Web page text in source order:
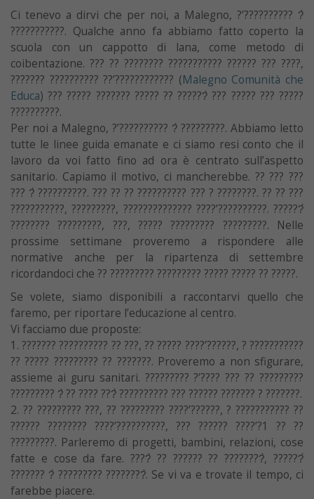
Ci tenevo a dirvi che per noi, a Malegno, ?’?????????? ?̀
???????????. Qualche anno fa abbiamo fatto coperto la
scuola con un cappotto di lana, come metodo di
coibentazione. ??? ?? ???????? ??????????? ?????? ??? ????,
??????? ?????????? ??’???????????? (Malegno Comunità che
Educa) ??? ????? ??????? ????? ?? ??????̀ ??? ????? ??? ?????
??????????.
Per noi a Malegno, ?’?????????? ?̀ ?????????. Abbiamo letto
tutte le linee guida emanate e ci siamo resi conto che il
lavoro da voi fatto fino ad ora è centrato sull’aspetto
sanitario. Capiamo il motivo, ci mancherebbe. ?? ??? ???
??? ?̀ ??????????. ??? ?? ?? ?????????? ??? ? ????????. ?? ?? ???
???????????, ?????????, ?????????????? ????’??????????. ??????́
???????? ?????????, ???, ????? ????????? ?????????. Nelle
prossime settimane proveremo a rispondere alle
normative anche per la ripartenza di settembre
ricordandoci che ?? ????????? ????????? ????? ????? ?? ?????.
Se volete, siamo disponibili a raccontarvi quello che
faremo, per riportare l’educazione al centro.
Vi facciamo due proposte:
1. ??????? ?????????? ?? ???, ?? ????? ????’??????, ? ???????????
?? ????? ????????? ?? ???????. Proveremo a non sfigurare,
assieme ai guru sanitari. ????????? ?’???? ??? ?? ?????????
????????? ?̀ ?? ???? ???̀ ?????????? ??? ?????? ??????? ? ???????.
2. ?? ????????? ???, ?? ????????? ????’??????, ? ??????????? ??
?????? ???????? ????’??????????, ??? ?????? ????’?1 ?? ??
?????????. Parleremo di progetti, bambini, relazioni, cose
fatte e cose da fare. ????̀ ?? ?????? ?? ????????̀, ??????́
??????? ?̀ ????????? ????????̀. Se vi va e trovate il tempo, ci
farebbe piacere.